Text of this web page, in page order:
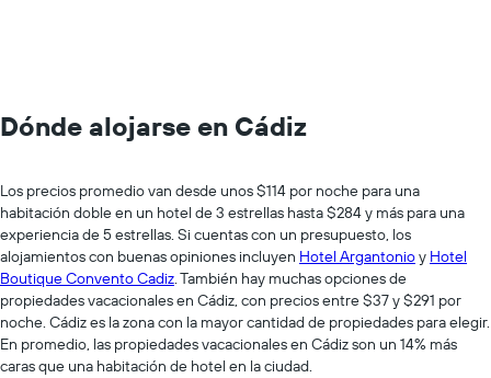
Dónde alojarse en Cádiz
Los precios promedio van desde unos $114 por noche para una
habitación doble en un hotel de 3 estrellas hasta $284 y más para una
experiencia de 5 estrellas. Si cuentas con un presupuesto, los
alojamientos con buenas opiniones incluyen Hotel Argantonioy Hotel
Boutique Convento Cadiz. También hay muchas opciones de
propiedades vacacionales en Cádiz, con precios entre $37 y $291 por
noche. Cádiz es la zona con la mayor cantidad de propiedades para elegir.
En promedio, las propiedades vacacionales en Cádiz son un 14% más
caras que una habitación de hotel en la ciudad.